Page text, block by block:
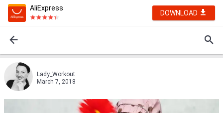
AliExpress
DOWNLOAD
Lady_Workout
March 7, 2018